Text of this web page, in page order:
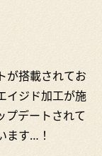
が搭載されてお
イジド加工が施
プデートされて
ます…！